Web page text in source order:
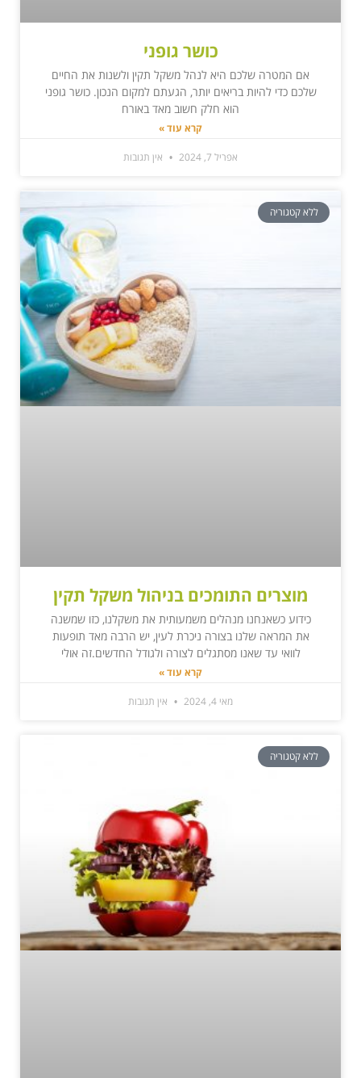
כושר גופני
אם המטרה שלכם היא לנהל משקל תקין ולשנות את החיים
שלכם כדי להיות בריאים יותר, הגעתם למקום הנכון. כושר גופני
הוא חלק חשוב מאד באורח
קרא עוד »
אפריל 7, 2024 אין תגובות
ללא קטגוריה
מוצרים התומכים בניהול משקל תקין
כידוע כשאנחנו מנהלים משמעותית את משקלנו, כזו שמשנה
את המראה שלנו בצורה ניכרת לעין, יש הרבה מאד תופעות
לוואי עד שאנו מסתגלים לצורה ולגודל החדשים.זה אולי
קרא עוד »
מאי 4, 2024 אין תגובות
ללא קטגוריה